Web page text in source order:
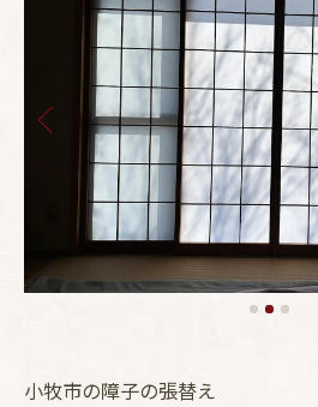
小牧市の障子の張替え